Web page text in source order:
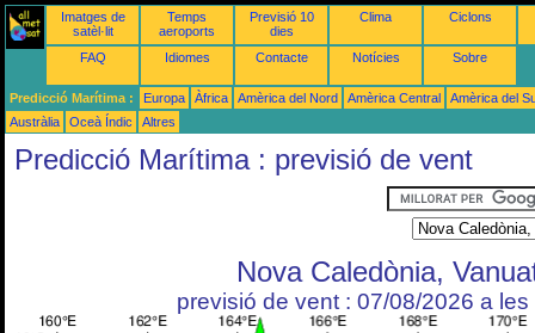
Imatges de
satèl·lit
Temps
aeroports
Previsió 10
dies
Clima Ciclons
FAQ Idiomes Contacte Notícies Sobre
Predicció Marítima : Europa Àfrica Amèrica del Nord Amèrica Central
Amèrica del
Austràlia
Oceà Índic Altres
Predicció Marítima : previsió de vent
Nova Caledònia,
previsió de vent : 07/08/2026 a les